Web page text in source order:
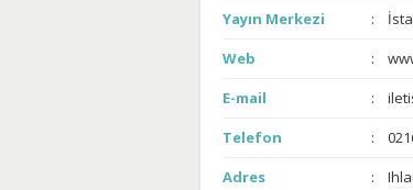
Yayın Merkezi
Web
E-mail
Telefon
Adres